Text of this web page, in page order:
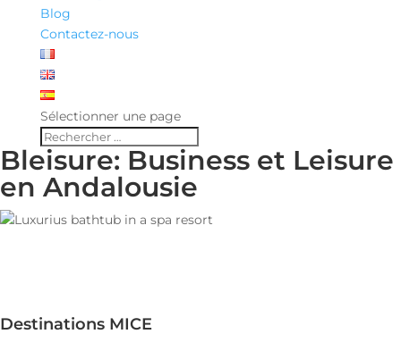
Blog
Contactez-nous
Sélectionner une page
Bleisure: Business et Leisure
en Andalousie
Destinations MICE